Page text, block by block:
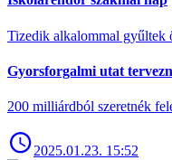
Tizedik alkalommal gyűltek
Gyorsforgalmi utat
200 milliárdból szeretnék
2025.01.23. 15:52